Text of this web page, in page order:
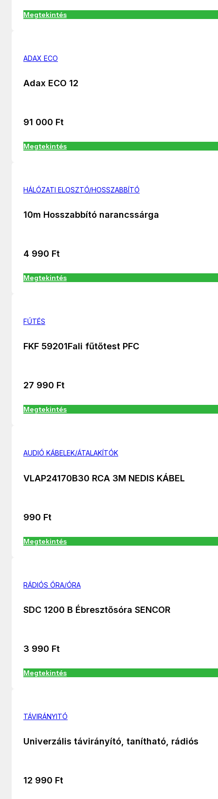
Megtekintés
ADAX ECO
Adax ECO 12
91 000 Ft
Megtekintés
HÁLÓZATI ELOSZTÓ/HOSSZABBÍTÓ
10m Hosszabbító narancssárga
4 990 Ft
Megtekintés
FÚTÉS
FKF 59201Fali fűtőtest PFC
27 990 Ft
Megtekintés
AUDIÓ KÁBELEK/ÁTALAKÍTÓK
VLAP24170B30 RCA 3M NEDIS KÁBEL
990 Ft
Megtekintés
RÁDIÓS ÓRA/ÓRA
SDC 1200 B Ébresztősóra SENCOR
3 990 Ft
Megtekintés
TÁVIRÁNYITÓ
Univerzális távirányító, tanítható, rádiós
12 990 Ft